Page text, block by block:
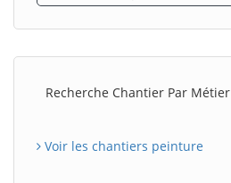
Recherche Chantier Par Métier
Voir les chantiers peinture